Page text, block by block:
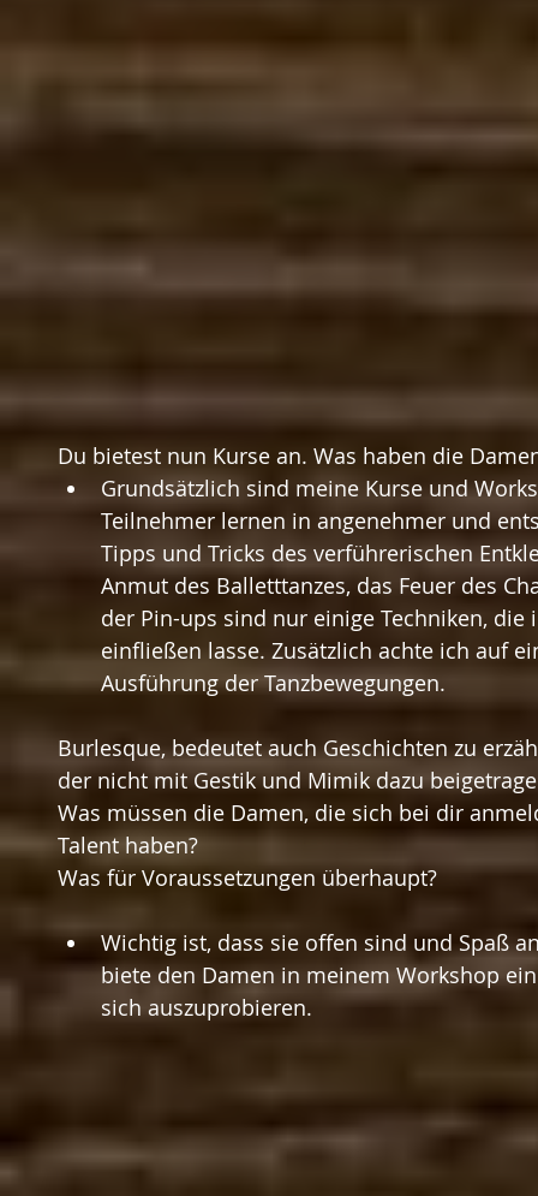
Du bietest nun Kurse an. Was haben die
Grundsätzlich sind meine Kurse und
Teilnehmer lernen in angenehmer und
Tipps und Tricks des verführerischen
Anmut des Balletttanzes, das Feuer des
der Pin-ups sind nur einige Techniken,
einfließen lasse. Zusätzlich achte ich auf
Ausführung der Tanzbewegungen.
Burlesque, bedeutet auch Geschichten zu
der nicht mit Gestik und Mimik dazu
Was müssen die Damen, die sich bei dir
Talent haben?
Was für Voraussetzungen überhaupt?
Wichtig ist, dass sie offen sind und Spaß
biete den Damen in meinem Workshop
sich auszuprobieren.